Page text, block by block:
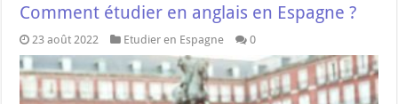
Comment étudier en anglais en Espagne ?
23 août 2022 Etudier en Espagne 0